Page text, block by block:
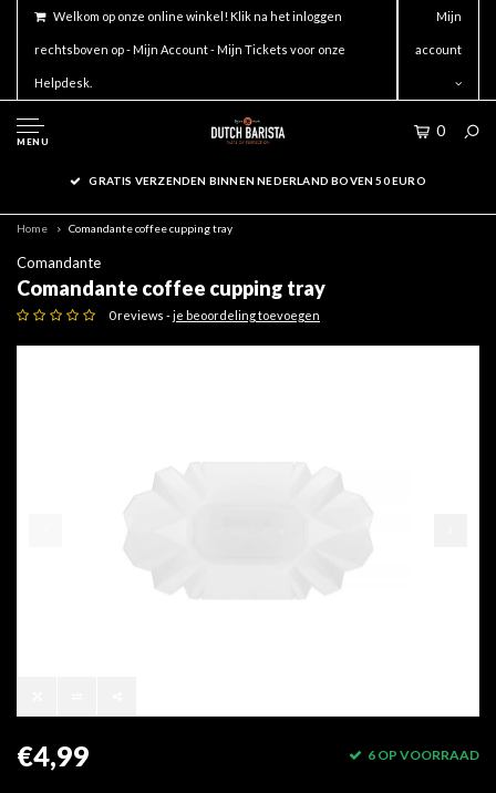
Welkom op onze online winkel! Klik na het inloggen
rechtsboven op - Mijn Account - Mijn Tickets voor onze
Helpdesk.
Mijn
account
MENU
0
GRATIS VERZENDEN BINNEN NEDERLAND BOVEN 50 EURO
Home Comandante coffee cupping tray
Comandante
Comandante coffee cupping tray
0 reviews -je beoordeling toevoegen
€4,99 6 OP VOORRAAD